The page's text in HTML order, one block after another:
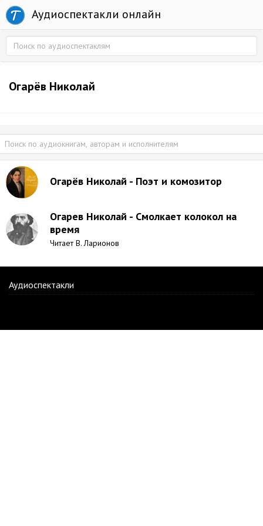
Аудиоспектакли онлайн
Огарёв Николай
Огарёв Николай - Поэт и комозитор
Огарев Николай - Смолкает колокол на
время
Читает В. Ларионов
Аудиоспектакли